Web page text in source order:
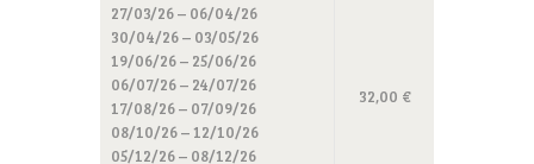
27/03/26 – 06/04/26
30/04/26 – 03/05/26
19/06/26 – 25/06/26
06/07/26 – 24/07/26
17/08/26 – 07/09/26
08/10/26 – 12/10/26
05/12/26 – 08/12/26
32,00 €